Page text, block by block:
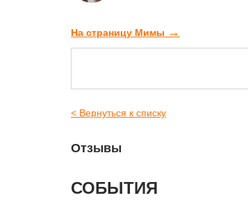
На страницу Мимы →
< Вернуться к списку
Отзывы
СОБЫТИЯ